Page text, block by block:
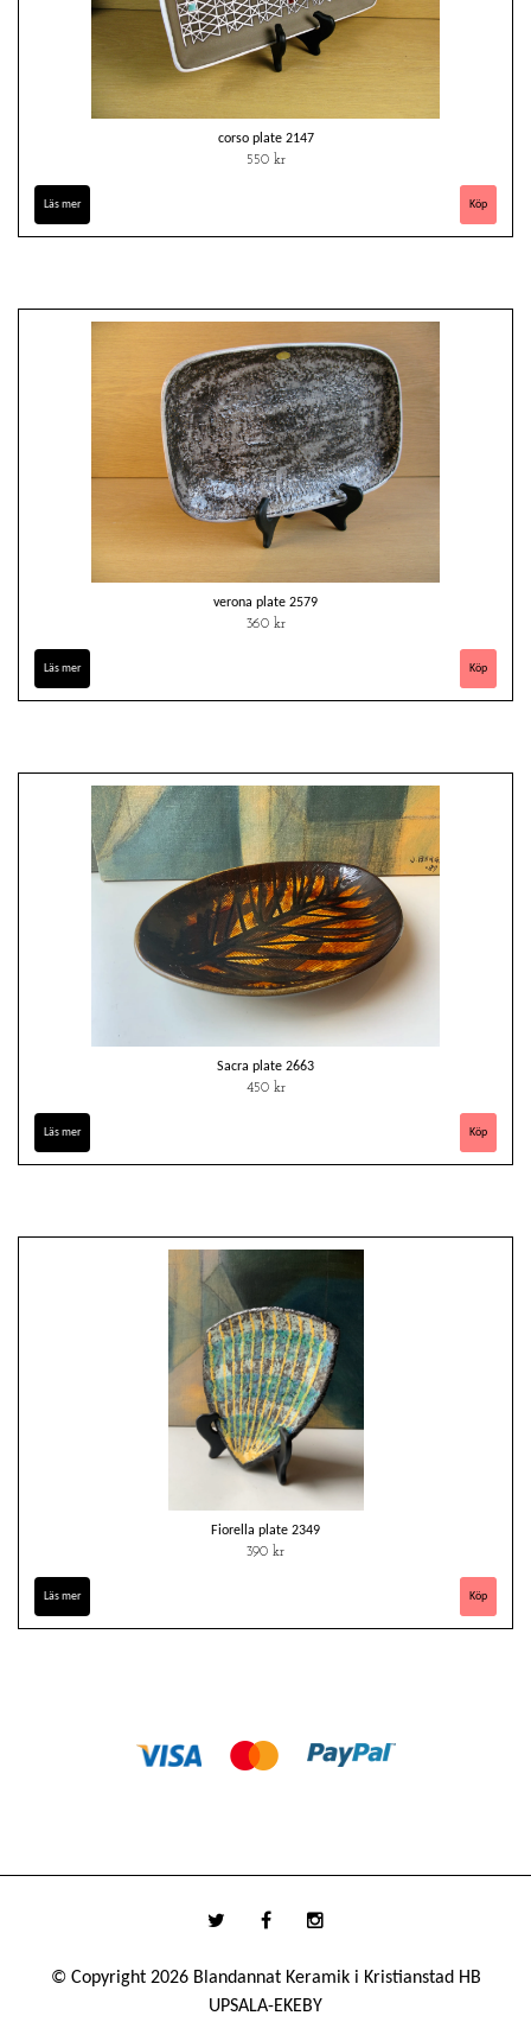
corso plate 2147
550 kr
Läs mer
verona plate 2579
360 kr
Läs mer
Sacra plate 2663
450 kr
Läs mer
Fiorella plate 2349
390 kr
Läs mer
© Copyright 2026 Blandannat Keramik i Kristianstad HB
UPSALA-EKEBY